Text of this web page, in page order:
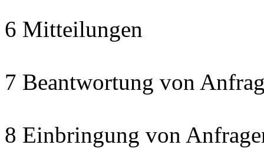
6 Mitteilungen
7 Beantwortung von
8 Einbringung von